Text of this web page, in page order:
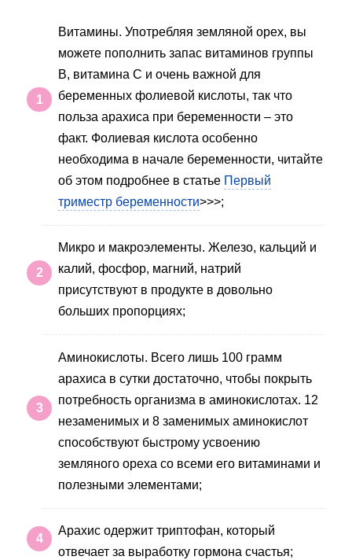
Витамины. Употребляя земляной орех, вы
можете пополнить запас витаминов группы
В, витамина С и очень важной для
беременных фолиевой кислоты, так что
польза арахиса при беременности – это
факт. Фолиевая кислота особенно
необходима в начале беременности, читайте
об этом подробнее в статье Первый
триместр беременности>>>;
Микро и макроэлементы. Железо, кальций и
калий, фосфор, магний, натрий
присутствуют в продукте в довольно
больших пропорциях;
Аминокислоты. Всего лишь 100 грамм
арахиса в сутки достаточно, чтобы покрыть
потребность организма в аминокислотах. 12
незаменимых и 8 заменимых аминокислот
способствуют быстрому усвоению
земляного ореха со всеми его витаминами и
полезными элементами;
Арахис одержит триптофан, который
отвечает за выработку гормона счастья;